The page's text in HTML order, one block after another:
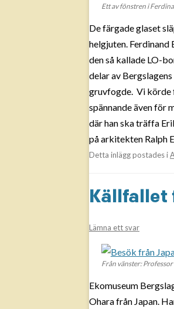
Ett av fönstren i
De färgade glaset
helgjuten. Ferdinand
den så kallade LO-
delar av
gruvfogde. Vi körde
spännande även för
där han ska träffa
på arkitekten Ralph
Detta inlägg postades i
Källfallet
Lämna ett svar
Från vänster:
Ekomuseum
Ohara från Japan.